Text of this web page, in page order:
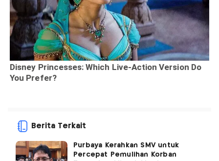
Berita Terkait
Purbaya Kerahkan SMV untuk
Percepat Pemulihan Korban